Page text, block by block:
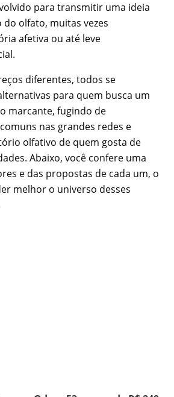
para transmitir uma ideia
olfato, muitas vezes
afetiva ou até leve
diferentes, todos se
para quem busca um
marcante, fugindo de
nas grandes redes e
olfativo de quem gosta de
Abaixo, você confere uma
e das propostas de cada um, o
melhor o universo desses